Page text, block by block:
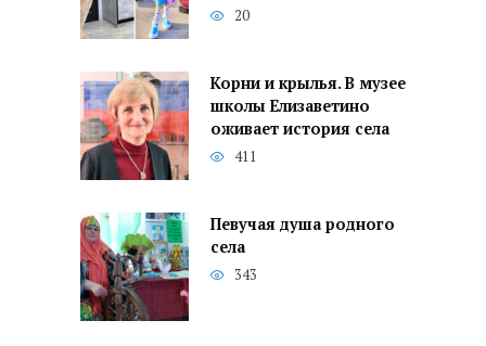
20
Корни и крылья. В музее
школы Елизаветино
оживает история села
411
Певучая душа родного
села
343